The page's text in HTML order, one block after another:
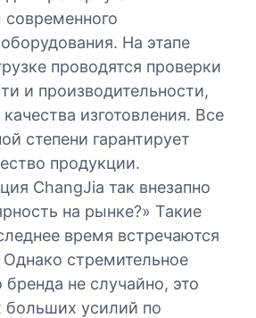
На этапе
проводятся проверки
и производительности,
изготовления. Все
степени гарантирует
продукции.
ChangJia так внезапно
на рынке?» Такие
время встречаются
стремительное
бренда не случайно, это
больших усилий по